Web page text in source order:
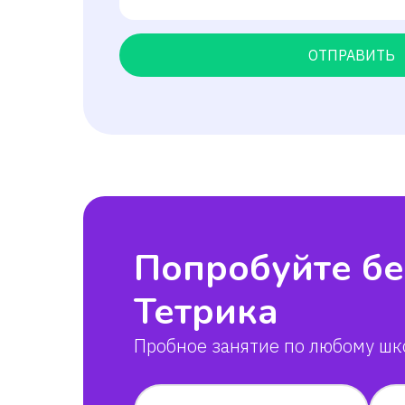
ОТПРАВИТЬ
Попробуйте
Тетрика
Пробное занятие по любому